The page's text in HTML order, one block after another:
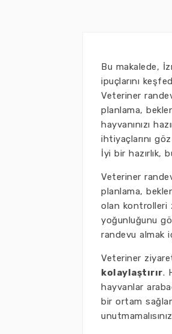
Bu makalede,
ipuçlarını
Veteriner
planlama,
hayvanınızı
ihtiyaçlarını
İyi bir hazırlık,
Veteriner
planlama,
olan kontrolleri
yoğunluğunu
randevu almak
Veteriner
kolaylaştırır.
hayvanlar
bir ortam